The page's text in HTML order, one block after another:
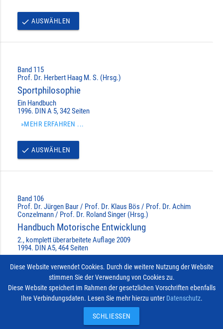
done AUSWÄHLEN
Band 115
Prof. Dr. Herbert Haag M. S. (Hrsg.)
Sportphilosophie
Ein Handbuch
1996. DIN A 5, 342 Seiten
»MEHR ERFAHREN ...
done AUSWÄHLEN
Band 106
Prof. Dr. Jürgen Baur / Prof. Dr. Klaus Bös / Prof. Dr. Achim
Conzelmann / Prof. Dr. Roland Singer (Hrsg.)
Handbuch Motorische Entwicklung
2., komplett überarbeitete Auflage 2009
1994. DIN A5, 464 Seiten
doneAUSWÄHLEN
Vertrag widerrufen
© 2026
Diese Website verwendet Cookies. Durch die weitere Nutzung der Website
stimmen Sie der Verwendung von Cookies zu.
Diese Website speichert im Rahmen der gesetzlichen Vorschriften ebenfalls
Ihre Verbindungsdaten. Lesen Sie mehr hierzu unter Datenschutz.
SCHLIESSEN